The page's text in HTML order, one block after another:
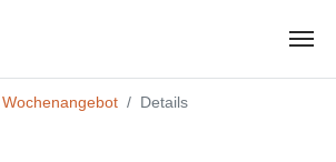
Wochenangebot Details